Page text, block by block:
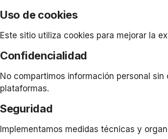
Uso de cookies
Este sitio utiliza cookies para mejorar la
Confidencialidad
No compartimos información personal
plataformas.
Seguridad
Implementamos medidas técnicas y